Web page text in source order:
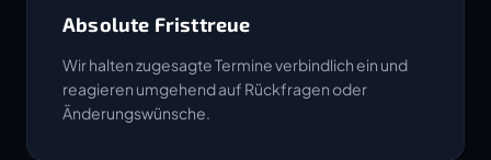
Absolute Fristtreue
Wir halten zugesagte Termine verbindlich ein und
reagieren umgehend auf Rückfragen oder
Änderungswünsche.